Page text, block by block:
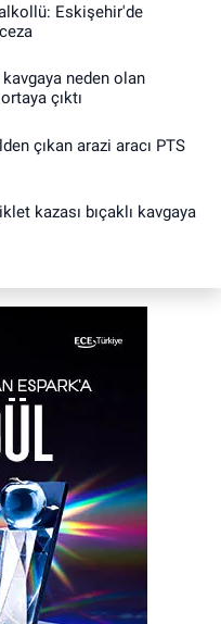
Eskişehir'de
neden olan
çıktı
çıkan arazi aracı PTS
kazası bıçaklı kavgaya